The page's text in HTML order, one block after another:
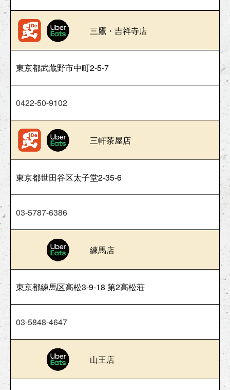
三鷹・吉祥寺店
東京都武蔵野市中町2-5-7
0422-50-9102
三軒茶屋店
東京都世田谷区太子堂2-35-6
03-5787-6386
練馬店
東京都練馬区高松3-9-18 第2高松荘
03-5848-4647
山王店